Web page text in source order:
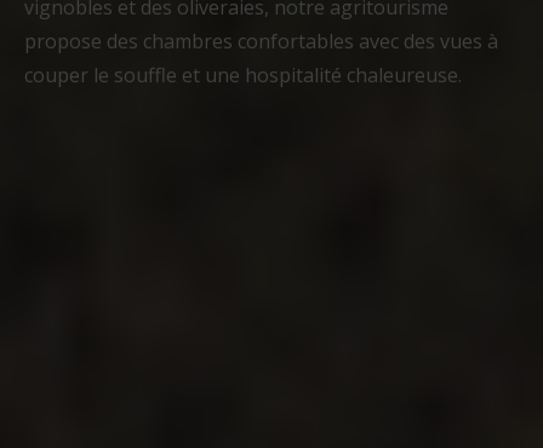
vignobles et des oliveraies, notre agritourisme
propose des chambres confortables avec des vues à
couper le souffle et une hospitalité chaleureuse.